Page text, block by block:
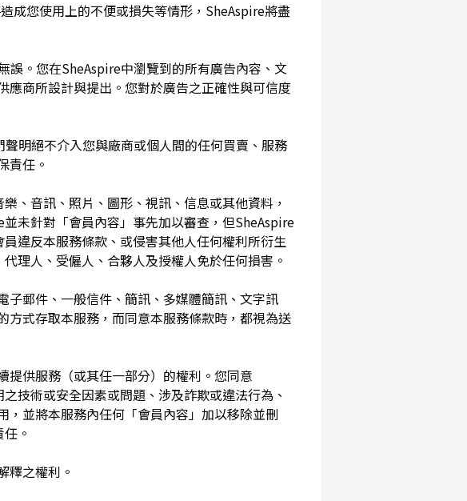
成您使用上的不便或損失等情形，SheAspire將盡
。您在SheAspire中瀏覽到的所有廣告內容、文
商所設計與提出。您對於廣告之正確性與可信度
明絕不介入您與廠商或個人間的任何買賣、服務
責任。
、音訊、照片、圖形、視訊、信息或其他資料，
未針對「會員內容」事先加以審查，但SheAspire
違反本服務條款、或侵害其他人任何權利所衍生
理人、受僱人、合夥人及授權人免於任何損害。
子郵件、一般信件、簡訊、多媒體簡訊、文字訊
式存取本服務，而同意本服務條款時，都視為送
提供服務（或其任一部分）的權利。您同意
技術或安全因素或問題、涉及詐欺或違法行為、
並將本服務內任何「會員內容」加以移除並刪
。
釋之權利。